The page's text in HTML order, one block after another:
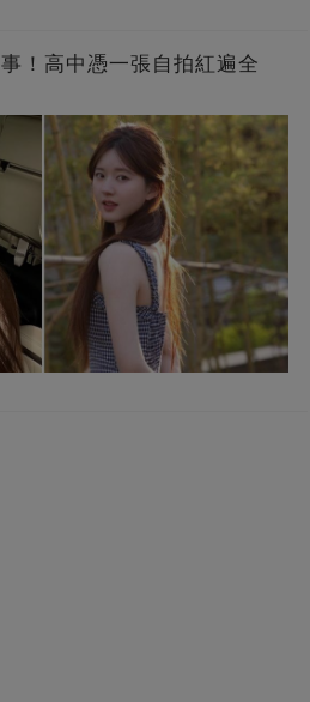
！高中憑一張自拍紅遍全